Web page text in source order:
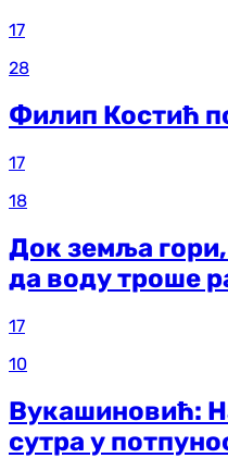
17
28
Филип Костић
17
18
Док земља
да воду троше
17
10
Вукашиновић:
сутра у